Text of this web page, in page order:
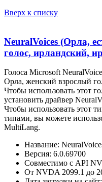
Вверх к списку
NeuralVoices (Орла,
голос, ирландский,
Голоса Microsoft
Орла, женский взрослый
Чтобы использовать этот
установить драйвер
Чтобы использовать этот
типами, вы можете
MultiLang.
Название:
Версия: 6.0.69700
Совместимо с API
От NVDA 2099.1 до